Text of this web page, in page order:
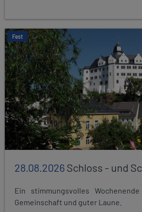
Fest
28.08.2026Schloss - und
Ein stimmungsvolles
Gemeinschaft und guter Laune.